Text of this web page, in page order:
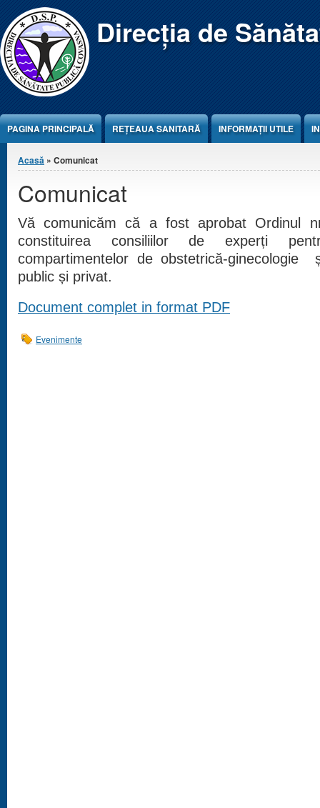
Jump to Content Direcția de
PAGINA PRINCIPALĂ REŢEAUA SANITARĂ INFORMAȚII UTILE
Eşti aici
Acasă » Comunicat
Comunicat
Vă comunicăm că a fost aprobat Ordinul
constituirea consiliilorde experți
compartimentelor de obstetrică-ginecologie
public și privat.
Document complet in format PDF
Evenimente